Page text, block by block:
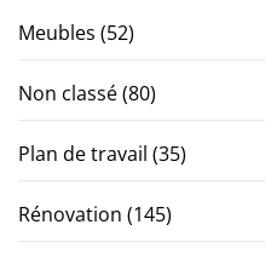
Meubles (52)
Non classé(80)
Plan de travail (35)
Rénovation (145)